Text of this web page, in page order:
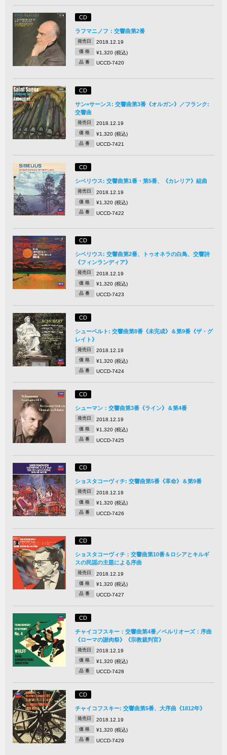
CD
ラフマニノフ：交響曲第2番
発売日 2018.12.19
価 格 ¥1,320 (税込)
品 番 UCCD-7420
CD
サン=サーンス: 交響曲第3番《オルガン》／フランク:
交響曲
発売日 2018.12.19
価 格 ¥1,320 (税込)
品 番 UCCD-7421
CD
シベリウス: 交響曲第1番・第5番、《カレリア》組曲
発売日 2018.12.19
価 格 ¥1,320 (税込)
品 番 UCCD-7422
CD
シベリウス: 交響曲第2番、トゥオネラの白鳥、交響詩
《フィンランディア》
発売日 2018.12.19
価 格 ¥1,320 (税込)
品 番 UCCD-7423
CD
シューベルト: 交響曲第8番《未完成》＆第9番《ザ・グ
レイト》
発売日 2018.12.19
価 格 ¥1,320 (税込)
品 番 UCCD-7424
CD
シューマン：交響曲第3番《ライン》＆第4番
発売日 2018.12.19
価 格 ¥1,320 (税込)
品 番 UCCD-7425
CD
ショスタコーヴィチ: 交響曲第5番《革命》＆第9番
発売日 2018.12.19
価 格 ¥1,320 (税込)
品 番 UCCD-7426
CD
ショスタコーヴィチ：交響曲第10番＆ロシアとキルギ
スの民謡の主題による序曲
発売日 2018.12.19
価 格 ¥1,320 (税込)
品 番 UCCD-7427
CD
チャイコフスキー：交響曲第4番／ベルリオーズ：序曲
《ローマの謝肉祭》《宗教裁判官》
発売日 2018.12.19
価 格 ¥1,320 (税込)
品 番 UCCD-7428
CD
チャイコフスキー: 交響曲第5番、大序曲《1812年》
発売日 2018.12.19
価 格 ¥1,320 (税込)
品 番 UCCD-7429